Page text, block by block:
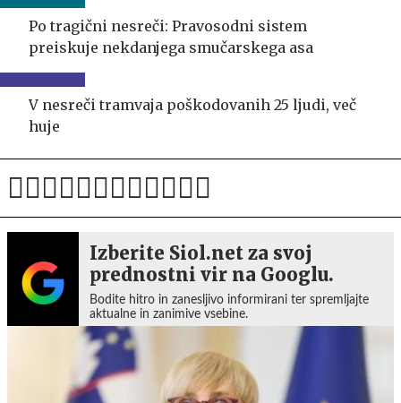
Po tragični nesreči: Pravosodni sistem
preiskuje nekdanjega smučarskega asa
V nesreči tramvaja poškodovanih 25 ljudi, več
huje
Izberite Siol.net za svoj
prednostni vir na Googlu.
Bodite hitro in zanesljivo informirani ter spremljajte
aktualne in zanimive vsebine.